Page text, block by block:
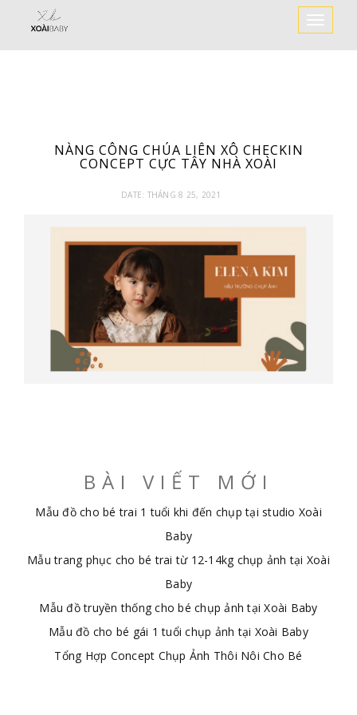
Toggle
NÀNG CÔNG CHÚA LIÊN XÔ CHECKIN
CONCEPT CỰC TÂY NHÀ XOÀI
DATE: THÁNG 8 25, 2021
BÀI VIẾT MỚI
Mẫu đồ cho bé trai 1 tuổi khi đến chụp tại studio Xoài
Baby
Mẫu trang phục cho bé trai từ 12-14kg chụp ảnh tại Xoài
Baby
Mẫu đồ truyền thống cho bé chụp ảnh tại Xoài Baby
Mẫu đồ cho bé gái 1 tuổi chụp ảnh tại Xoài Baby
Tổng Hợp Concept Chụp Ảnh Thôi Nôi Cho Bé